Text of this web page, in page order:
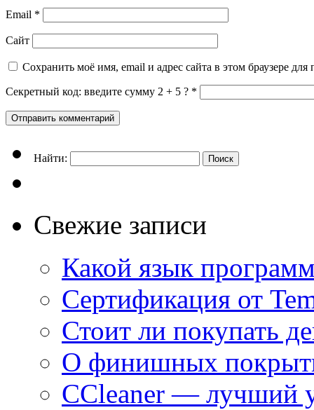
Email *
Сайт
Сохранить моё имя, email и адрес сайта в этом браузере
Секретный код: введите сумму 2 + 5 ? *
Найти:
Свежие записи
Какой язык
Сертификация от
Стоит ли покупать
О финишных
CCleaner — лучший